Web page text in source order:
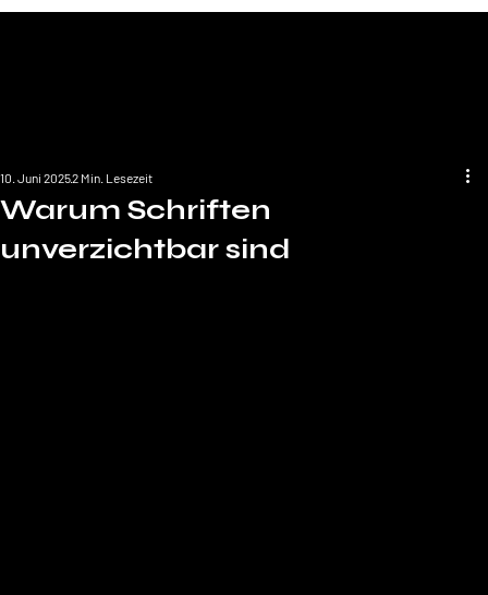
Warum Schriften
unverzichtbar sind
10. Juni 20252 Min. Lesezeit